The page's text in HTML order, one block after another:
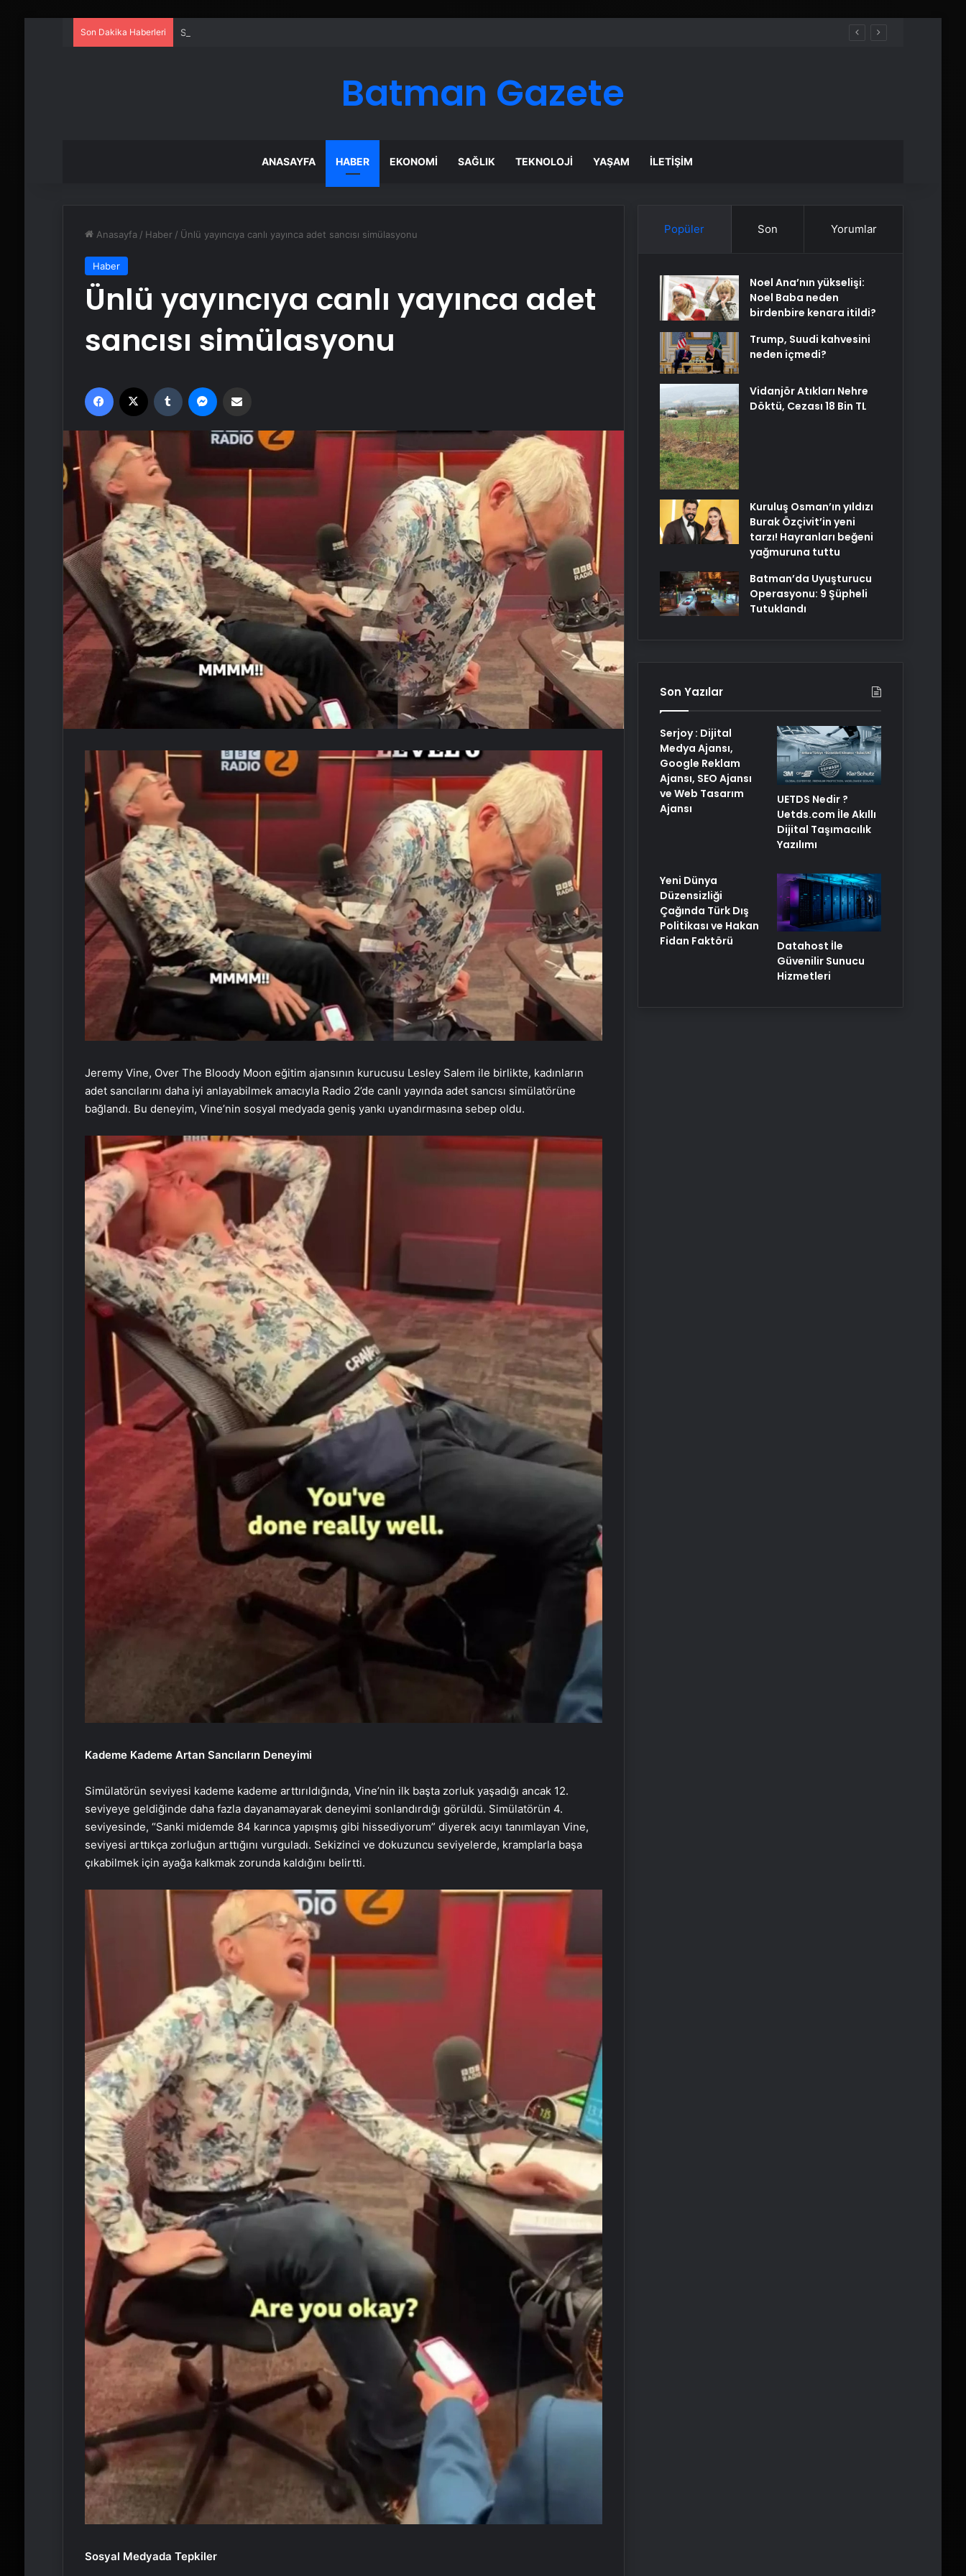
Son Dakika Haberleri Serjoy : Dijital Medya Ajansı, Google Reklam Ajansı, SEO Ajansı ve Web Tasarım Ajansı
Batman Gazete
ANASAYFA HABER EKONOMI SAĞLIK TEKNOLOJI YAŞAM İLETIŞIM
Anasayfa / Haber / Ünlü yayıncıya canlı yayınca adet sancısı simülasyonu
Haber
Ünlü yayıncıya canlı yayınca adet
sancısı simülasyonu
Facebook Tumblr
Jeremy Vine, Over The Bloody Moon eğitim ajansının kurucusu Lesley Salem ile birlikte, kadınların
adet sancılarını daha iyi anlayabilmek amacıyla Radio 2’de canlı yayında adet sancısı simülatörüne
bağlandı. Bu deneyim, Vine’nin sosyal medyada geniş yankı uyandırmasına sebep oldu.
Kademe Kademe Artan Sancıların Deneyimi
Simülatörün seviyesi kademe kademe arttırıldığında, Vine’nin ilk başta zorluk yaşadığı ancak 12.
seviyeye geldiğinde daha fazla dayanamayarak deneyimi sonlandırdığı görüldü. Simülatörün 4.
seviyesinde, “Sanki midemde 84 karınca yapışmış gibi hissediyorum” diyerek acıyı tanımlayan Vine,
seviyesi arttıkça zorluğun arttığını vurguladı. Sekizinci ve dokuzuncu seviyelerde, kramplarla başa
çıkabilmek için ayağa kalkmak zorunda kaldığını belirtti.
Sosyal Medyada Tepkiler
Popüler Son Yorumlar
Noel Ana’nın yükselişi:
Noel Baba neden
birdenbire kenara itildi?
Trump, Suudi kahvesini
neden içmedi?
Vidanjör Atıkları Nehre
Döktü, Cezası 18 Bin TL
Kuruluş Osman’ın yıldızı
Burak Özçivit’in yeni
tarzı! Hayranları beğeni
yağmuruna tuttu
Batman’da Uyuşturucu
Operasyonu: 9 Şüpheli
Tutuklandı
Son Yazılar
Serjoy : Dijital
Medya Ajansı,
Google Reklam
Ajansı, SEO Ajansı
ve Web Tasarım
Ajansı
UETDS Nedir ?
Uetds.com İle Akıllı
Dijital Taşımacılık
Yazılımı
Yeni Dünya
Düzensizliği
Çağında Türk Dış
Politikası ve Hakan
Fidan Faktörü
Datahost İle
Güvenilir Sunucu
Hizmetleri